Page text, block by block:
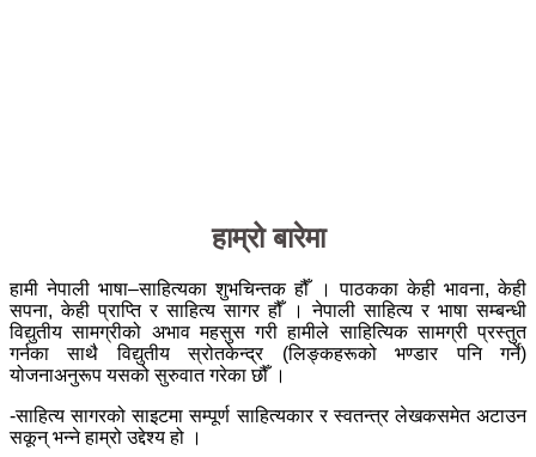
हाम्रो बारेमा
हामी नेपाली भाषा–साहित्यका शुभचिन्तक हौँ । पाठकका केही भावना, केही
सपना, केही प्राप्ति र साहित्य सागर हौँ । नेपाली साहित्य र भाषा सम्बन्धी
विद्युतीय सामग्रीको अभाव महसुस गरी हामीले साहित्यिक सामग्री प्रस्तुत
गर्नका साथै विद्युतीय स्रोतकेन्द्र (लिङ्कहरूको भण्डार पनि गर्ने)
योजनाअनुरूप यसको सुरुवात गरेका छौँ ।
-साहित्य सागरको साइटमा सम्पूर्ण साहित्यकार र स्वतन्त्र लेखकसमेत अटाउन
सकून् भन्ने हाम्रो उद्देश्य हो ।